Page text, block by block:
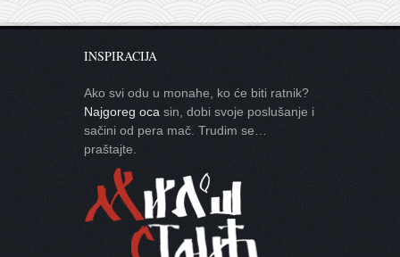
INSPIRACIJA
Ako svi odu u monahe, ko će biti ratnik?
Najgoreg oca sin, dobi svoje poslušanje i
sačini od pera mač. Trudim se…
praštajte.